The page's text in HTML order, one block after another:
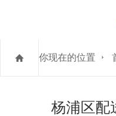
你现在的位置
杨浦区配